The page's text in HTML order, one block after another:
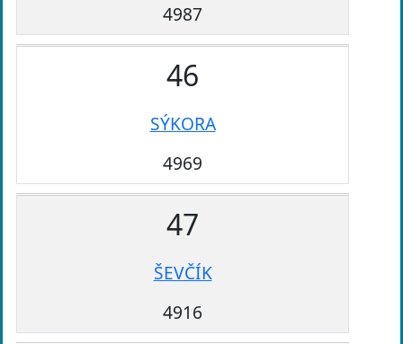
4987
46
SÝKORA
4969
47
ŠEVČÍK
4916